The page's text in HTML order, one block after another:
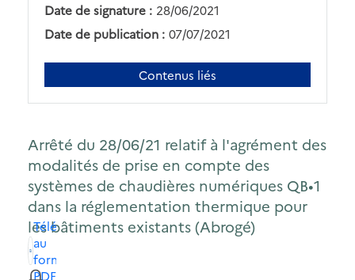
Date de signature : 28/06/2021
Date de publication : 07/07/2021
Contenus liés
Arrêté du 28/06/21 relatif à l'agrément des
modalités de prise en compte des
systèmes de chaudières numériques QB•1
dans la réglementation thermique pour
les bâtiments existants (Abrogé)
Télécharger
au
format
PDF